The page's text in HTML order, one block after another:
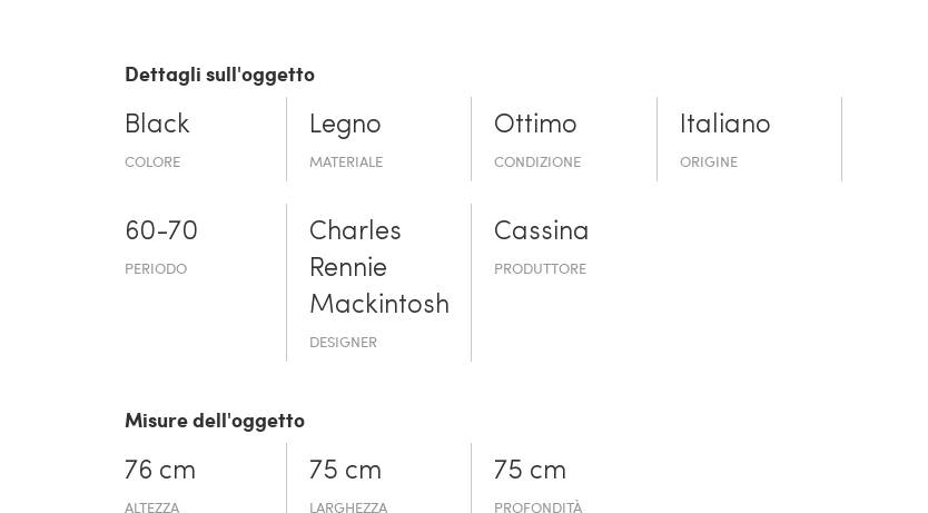
Dettagli sull'oggetto
Black
COLORE
Legno
MATERIALE
Ottimo
CONDIZIONE
Italiano
ORIGINE
60-70
PERIODO
Charles
Rennie
Mackintosh
DESIGNER
Cassina
PRODUTTORE
Misure dell'oggetto
76 cm
ALTEZZA
75 cm
LARGHEZZA
75 cm
PROFONDITÀ